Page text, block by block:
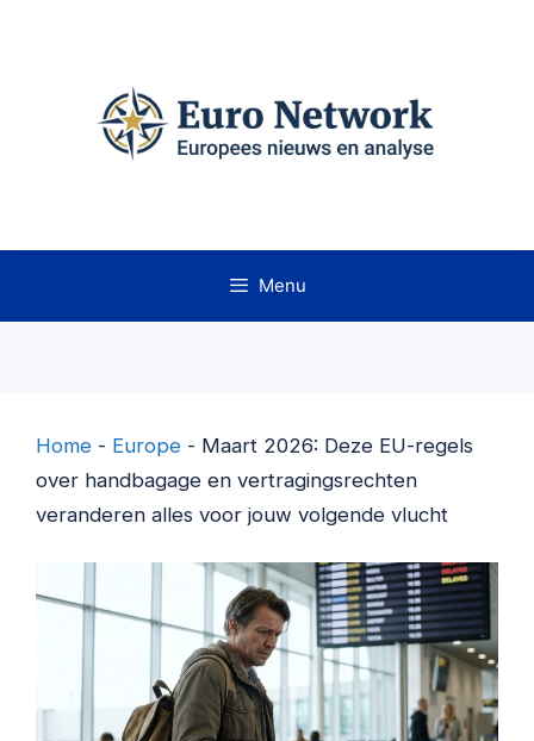
Menu
Home - Europe - Maart 2026: Deze EU-regels
over handbagage en vertragingsrechten
veranderen alles voor jouw volgende vlucht